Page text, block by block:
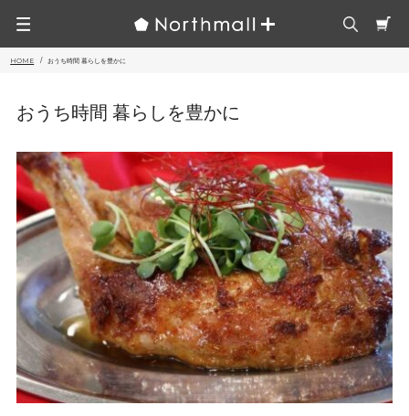
HOME おうち時間 暮らしを豊かに
おうち時間 暮らしを豊かに